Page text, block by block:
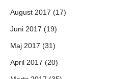
August 2017 (17)
Juni 2017 (19)
Maj 2017 (31)
April 2017 (20)